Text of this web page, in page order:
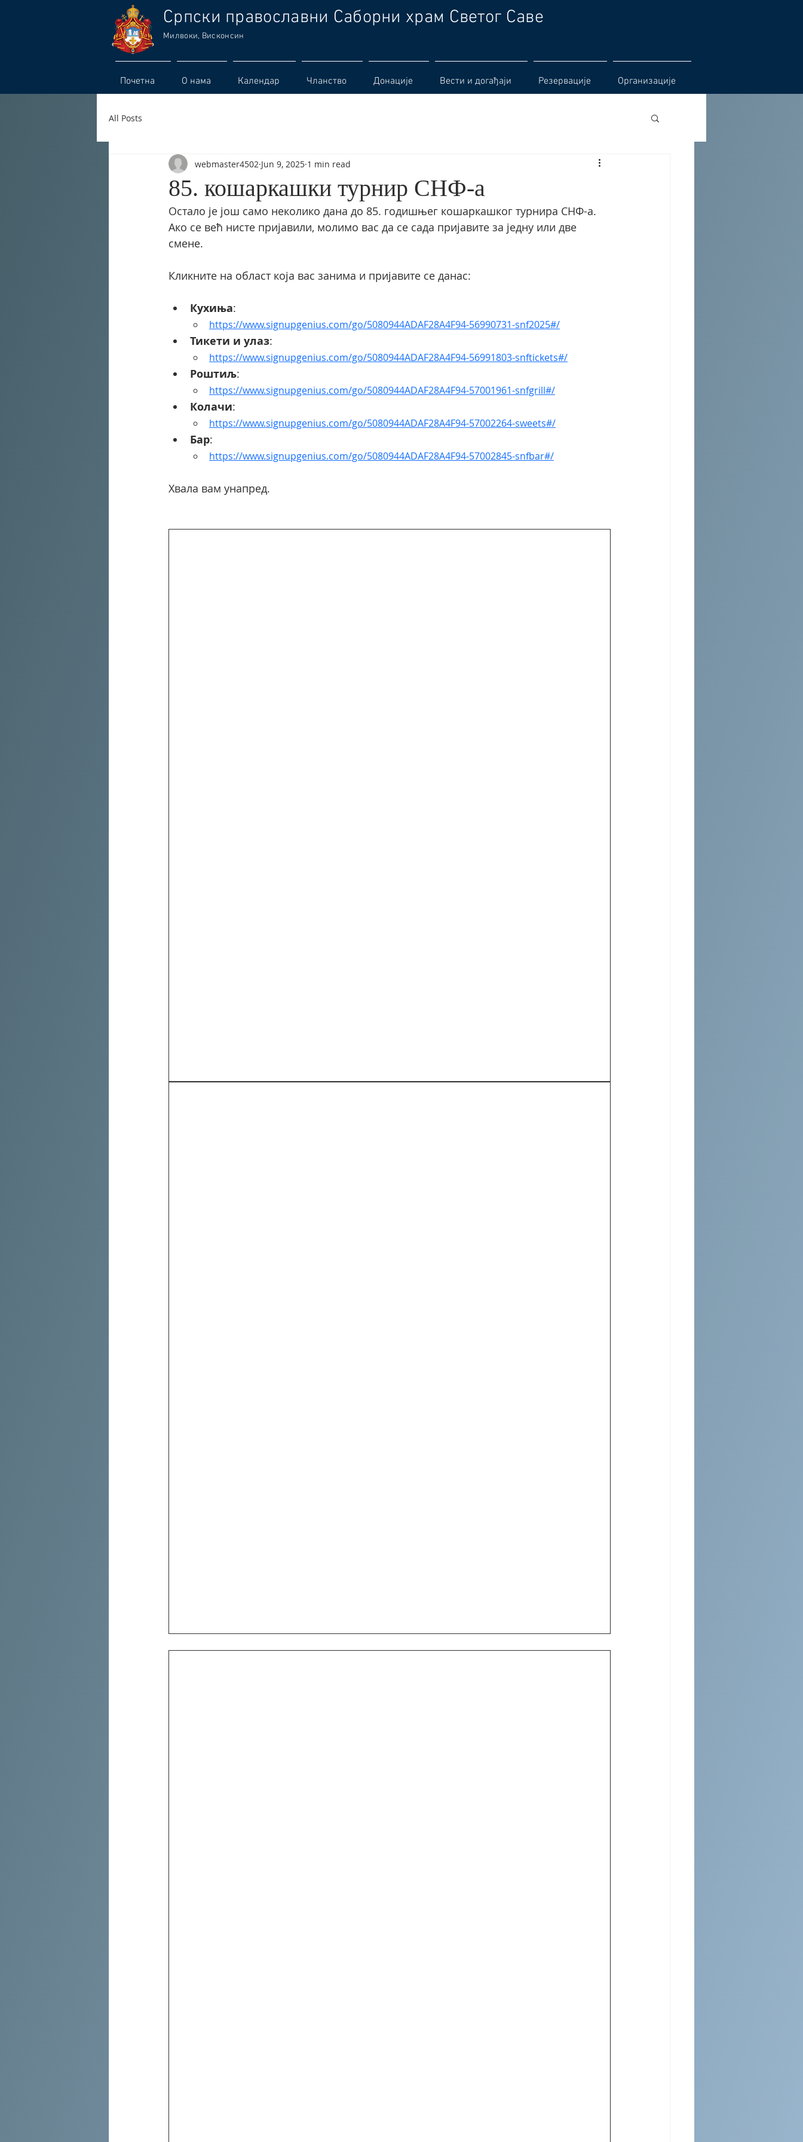
Српски православни Саборни храм Светог Саве
Милвоки, Висконсин
Почетна О нама Календар Чланство Донације Вести и догађаји Резервације Организације
All Posts
85. кошаркашки турнир СНФ-а
webmaster4502 Jun 9, 2025 1 min read
Остало је још само неколико дана до 85. годишњег кошаркашког турнира СНФ-а.
Ако се већ нисте пријавили, молимо вас да се сада пријавите за једну или две
смене.
Кликните на област која вас занима и пријавите се данас:
Кухиња:
https://www.signupgenius.com/go/5080944ADAF28A4F94-56990731-snf2025#/
Тикети и улаз:
https://www.signupgenius.com/go/5080944ADAF28A4F94-56991803-snftickets#/
Роштиљ:
https://www.signupgenius.com/go/5080944ADAF28A4F94-57001961-snfgrill#/
Колачи:
https://www.signupgenius.com/go/5080944ADAF28A4F94-57002264-sweets#/
Бар:
https://www.signupgenius.com/go/5080944ADAF28A4F94-57002845-snfbar#/
Хвала вам унапред.